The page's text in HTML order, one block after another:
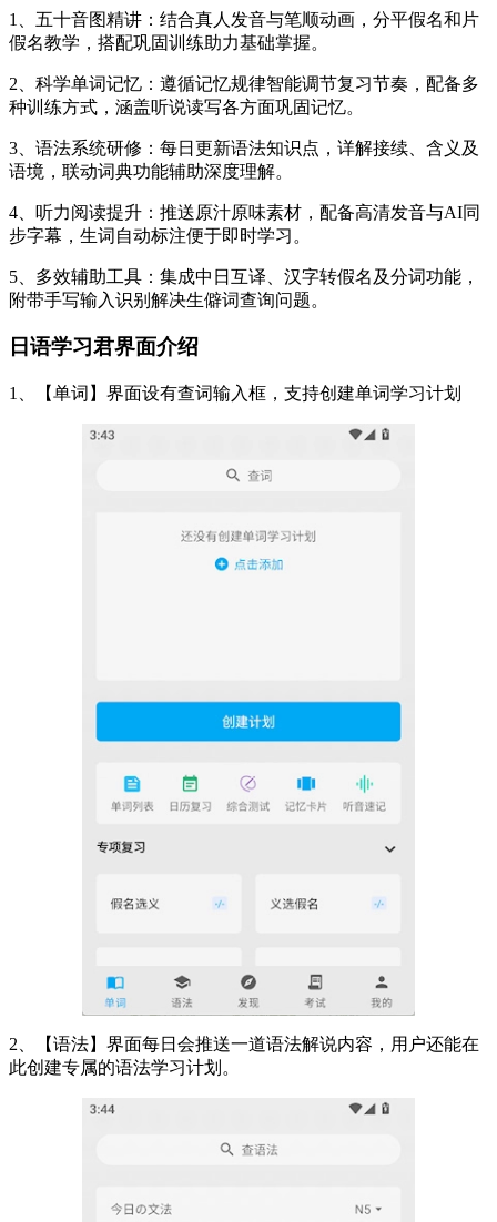
1、五十音图精讲：结合真人发音与笔顺动画，分平假名和片
假名教学，搭配巩固训练助力基础掌握。
2、科学单词记忆：遵循记忆规律智能调节复习节奏，配备多
种训练方式，涵盖听说读写各方面巩固记忆。
3、语法系统研修：每日更新语法知识点，详解接续、含义及
语境，联动词典功能辅助深度理解。
4、听力阅读提升：推送原汁原味素材，配备高清发音与AI同
步字幕，生词自动标注便于即时学习。
5、多效辅助工具：集成中日互译、汉字转假名及分词功能，
附带手写输入识别解决生僻词查询问题。
日语学习君界面介绍
1、【单词】界面设有查词输入框，支持创建单词学习计划
2、【语法】界面每日会推送一道语法解说内容，用户还能在
此创建专属的语法学习计划。